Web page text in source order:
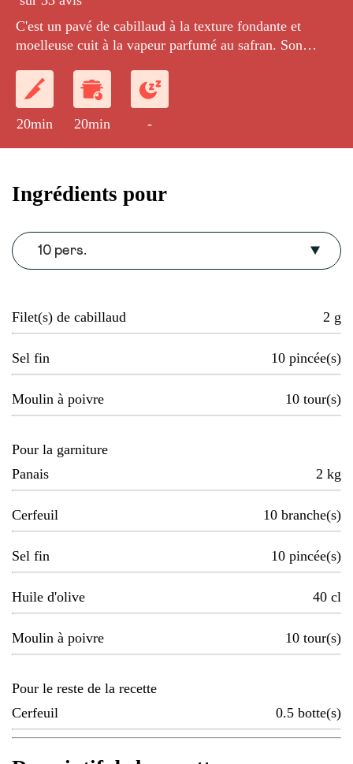
C'est un pavé de cabillaud à la texture fondante et
moelleuse cuit à la vapeur parfumé au safran. Son
une variété de carotte sauvage au gout brut, parsemé de
cerfeuil frais pour le côté fraîcheur.
20min
20min -
Ingrédients pour
10 pers.
Filet(s) de cabillaud 2 g
Sel fin 10 pincée(s)
Moulin à poivre 10 tour(s)
Pour la garniture
Panais
2 kg
Cerfeuil 10 branche(s)
Sel fin 10 pincée(s)
Huile d'olive 40 cl
Moulin à poivre 10 tour(s)
Pour le reste de la recette
Cerfeuil
0.5 botte(s)